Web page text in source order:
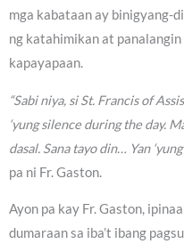
mga kabataan ay binigyang-
ng katahimikan at
kapayapaan.
“Sabi niya, si St. Francis of
‘yung silence during the day.
dasal. Sana tayo din… Yan
pa ni Fr. Gaston.
Ayon pa kay Fr. Gaston,
dumaraan sa iba’t ibang